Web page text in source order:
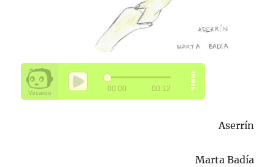
Aserrín
Marta Badía